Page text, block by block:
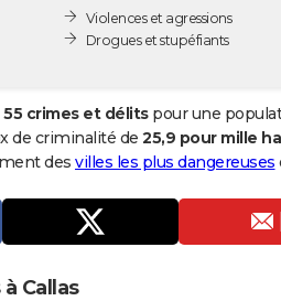
Violences et agressions
Drogues et stupéfiants
55 crimes et délitspour une
de criminalité de 25,9 pour mille
des villes les plus dangereuses
Callas